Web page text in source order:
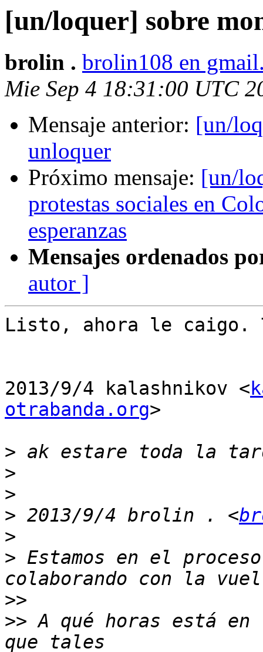
[un/loquer] sobre
brolin . brolin108 en
Mie Sep 4 18:31:00 UTC
Mensaje anterior: [un/
unloquer
Próximo mensaje: [un/
protestas sociales en
esperanzas
Mensajes ordenados
autor ]
Listo, ahora le caigo.
2013/9/4 kalashnikov <
otrabanda.org>
>
>
>
> 2013/9/4 brolin . <
>
> Estamos en el
>>
>> A qué horas está